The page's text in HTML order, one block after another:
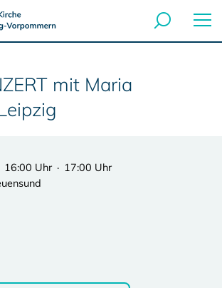
mit Maria
16:00 Uhr · 17:00 Uhr